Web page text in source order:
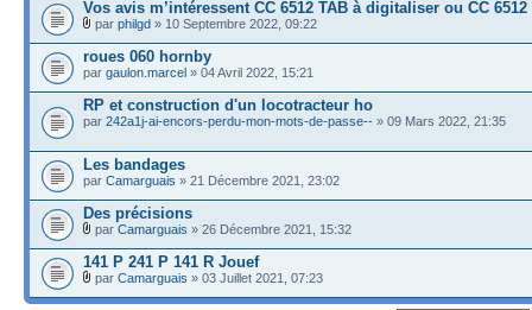
Vos avis m’intéressent CC 6512 TAB à digitaliser ou CC 6512
par philgd » 10 Septembre 2022, 09:22
roues 060 hornby
par gaulon.marcel » 04 Avril 2022, 15:21
RP et construction d'un locotracteur ho
par 242a1j-ai-encors-perdu-mon-mots-de-passe-- » 09 Mars 2022, 21:35
Les bandages
par Camarguais » 21 Décembre 2021, 23:02
Des précisions
par Camarguais » 26 Décembre 2021, 15:32
141 P 241 P 141 R Jouef
par Camarguais » 03 Juillet 2021, 07:23